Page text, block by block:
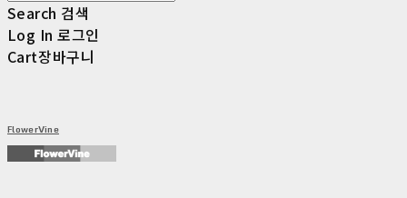
Search 검색
Log In 로그인
Cart장바구니
FlowerVine